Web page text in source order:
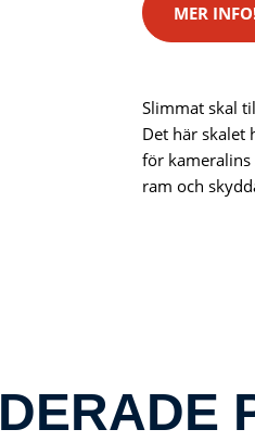
MER
Slimmat skal
Det här skalet
för kameralins
ram och